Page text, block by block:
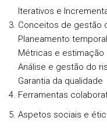
Iterativos e
3. Conceitos de gestão
Planeamento
Métricas e
Análise e gestão do
Garantia da qualidade
4. Ferramentas
5. Aspetos sociais e